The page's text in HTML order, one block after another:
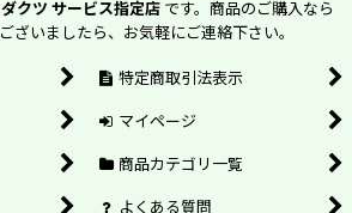
クツ サービス指定店 です。商品のご購入なら
ざいましたら、お気軽にご連絡下さい。
特定商取引法表示
マイページ
商品カテゴリ一覧
よくある質問